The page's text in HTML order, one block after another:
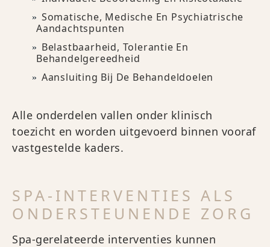
Somatische, Medische En Psychiatrische
Aandachtspunten
Belastbaarheid, Tolerantie En
Behandelgereedheid
Aansluiting Bij De Behandeldoelen
Alle onderdelen vallen onder klinisch
toezicht en worden uitgevoerd binnen vooraf
vastgestelde kaders.
SPA-INTERVENTIES ALS
ONDERSTEUNENDE ZORG
Spa-gerelateerde interventies kunnen